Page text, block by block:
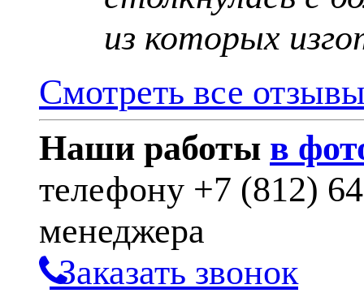
из которых
Смотреть все
Наши работы в
телефону +7 (812)
менеджера
Заказать звонок